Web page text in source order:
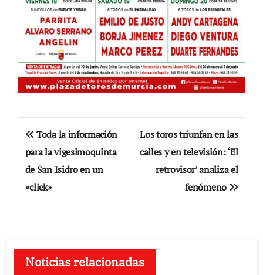
Navegación
de
entradas
Toda la información
para la vigesimoquinta
de San Isidro en un
«click»
Los toros triunfan en las
calles y en televisión: ‘El
retrovisor’ analiza el
fenómeno
Noticias relacionadas